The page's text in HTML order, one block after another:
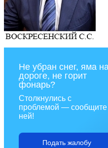
Не убран снег, яма на
дороге, не горит
фонарь?
Столкнулись с
проблемой — сообщите
ней!
Подать жалобу